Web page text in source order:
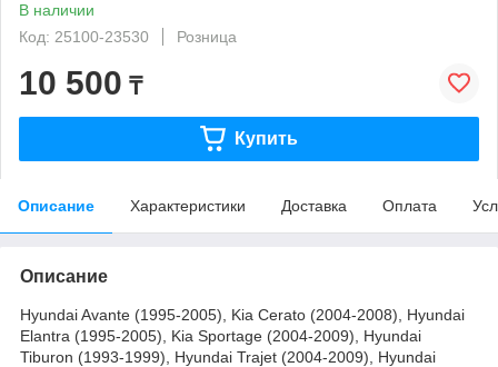
В наличии
Код: 25100-23530
Розница
10 500 ₸
Купить
Описание Характеристики Доставка Оплата
Описание
Hyundai Avante (1995-2005), Kia Cerato (2004-2008), Hyundai
Elantra (1995-2005), Kia Sportage (2004-2009), Hyundai
Tiburon (1993-1999), Hyundai Trajet (2004-2009), Hyundai